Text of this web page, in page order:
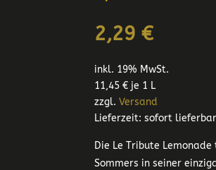
2,29€
inkl. 19% MwSt.
11,45€ je 1 L
zzgl.Versand
Lieferzeit: sofort lieferbar
Die Le Tribute
Sommers in seiner